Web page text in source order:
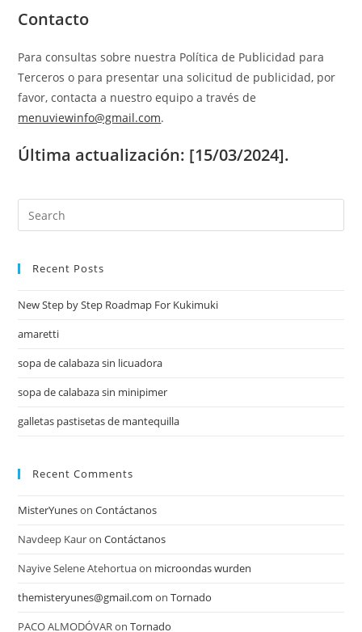
Contacto
Para consultas sobre nuestra Política de Publicidad para
Terceros o para presentar una solicitud de publicidad, por
favor, contacta a nuestro equipo a través de
menuviewinfo@gmail.com.
Última actualización: [15/03/2024].
Recent Posts
New Step by Step Roadmap For Kukimuki
amaretti
sopa de calabaza sin licuadora
sopa de calabaza sin minipimer
galletas pastisetas de mantequilla
Recent Comments
MisterYunesonContáctanos
Navdeep KauronContáctanos
Nayive Selene Atehortuaon microondas wurden
themisteryunes@gmail.com onTornado
PACO ALMODÓVARonTornado